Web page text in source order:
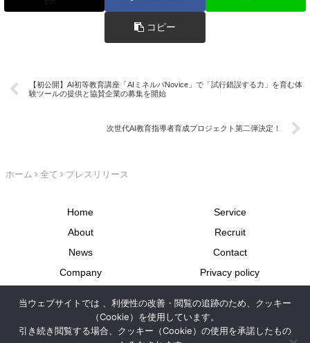
コピー
【初公開】AI初等教育講座「AIミネルバNovice」で「試行錯誤する力」を育む体
験ツールの提供と協賛企業の募集を開始
次世代AI教育指導者育成プロジェクト第二弾決定！
ホーム 全て プレスリリース
Home
Service
About
Recruit
News
Contact
Company
Privacy policy
労使協定について
Copyright © 2024-2026 APC Inc. All Rights Reserved.
当ウェブサイトでは 、利便性の改善・閲覧の追跡のため、クッキー
（Cookie）を使用しています。
引き続き閲覧する場合、クッキー（Cookie）の使用を承諾したもの